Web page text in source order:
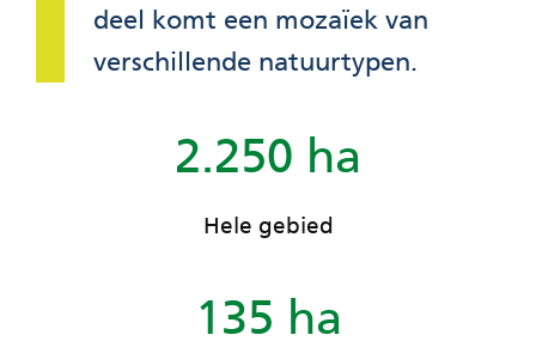
deel komt een mozaïek van
verschillende natuurtypen.
2.250 ha
Hele gebied
135 ha